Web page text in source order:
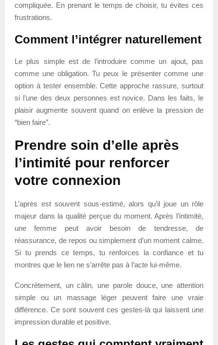
compliquée. En prenant le temps de choisir, tu évites ces
frustrations.
Comment l’intégrer naturellement
Le plus simple est de l’introduire comme un ajout, pas
comme une obligation. Tu peux le présenter comme une
option à tester ensemble. Cette approche rassure, surtout
si l’une des deux personnes est novice. Dans les faits, le
plaisir augmente souvent quand on enlève la pression de
“bien faire”.
Prendre soin d’elle après
l’intimité pour renforcer
votre connexion
L’après est souvent sous-estimé, alors qu’il joue un rôle
majeur dans la qualité perçue du moment. Après l’intimité,
une femme peut avoir besoin de tendresse, de
réassurance, de repos ou simplement d’un moment calme.
Si tu prends ce temps, tu renforces la confiance et tu
montres que le lien ne s’arrête pas à l’acte lui-même.
Concrètement, un câlin, une parole douce, une attention
simple ou un massage léger peuvent faire une vraie
différence. Ce sont souvent ces gestes-là qui laissent une
impression durable et positive.